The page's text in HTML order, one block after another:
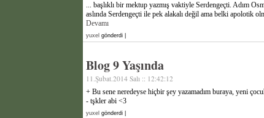
... başlıklı bir mektup yazmış vaktiyle Serdengeçti. Adım
aslında Serdengeçti ile pek alakalı değil ama belki apolotik
Devamı
yuxel gönderdi |
Blog 9 Yaşında
11.Şubat.2014 Salı :: 12:42:12
+ Bu sene neredeyse hiçbir şey yazamadım buraya, yeni
- tşkler abi <3
yuxel gönderdi |